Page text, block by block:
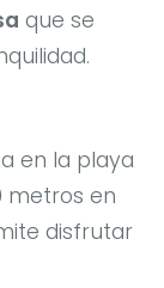
que se
en la playa
metros en
disfrutar